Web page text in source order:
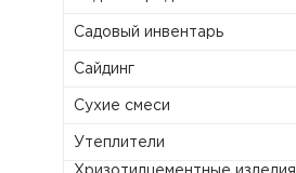
Садовый инвентарь
Сайдинг
Сухие смеси
Утеплители